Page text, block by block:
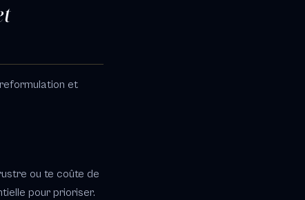
et
ou te coûte de
pour prioriser.